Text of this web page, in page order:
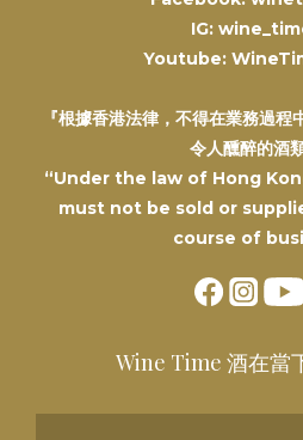
IG:
Youtube:
『根據香港法律，不得在業務過
令人醺醉的酒
“Under the law of Hong
must not be sold or
course of
Wine Time 酒在當